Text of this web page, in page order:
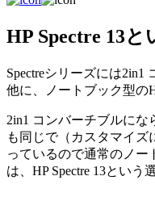
HP Spectre 13
Spectreシリーズには2in1
他に、ノートブック型の
2in1 コンバーチブルに
も同じで（カスタマイ
っているので通常のノー
は、HP Spectre 13という